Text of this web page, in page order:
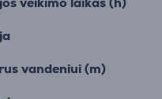
vandeniui (m)